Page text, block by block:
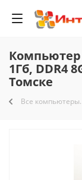
Компьютер
1Гб, DDR4
Томске
Все